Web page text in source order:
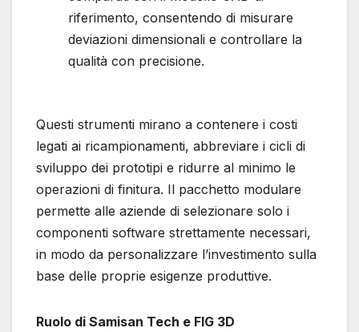
riferimento, consentendo di misurare
deviazioni dimensionali e controllare la
qualità con precisione.
Questi strumenti mirano a contenere i costi
legati ai ricampionamenti, abbreviare i cicli di
sviluppo dei prototipi e ridurre al minimo le
operazioni di finitura. Il pacchetto modulare
permette alle aziende di selezionare solo i
componenti software strettamente necessari,
in modo da personalizzare l’investimento sulla
base delle proprie esigenze produttive.
Ruolo di Samisan Tech e FIG 3D